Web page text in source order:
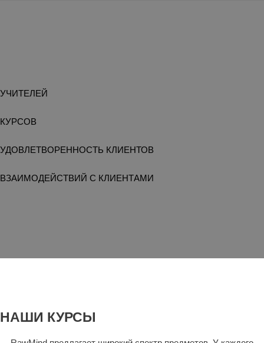
УЧИТЕЛЕЙ
КУРСОВ
УДОВЛЕТВОРЕННОСТЬ КЛИЕНТОВ
ВЗАИМОДЕЙСТВИЙ С КЛИЕНТАМИ
НАШИ КУРСЫ